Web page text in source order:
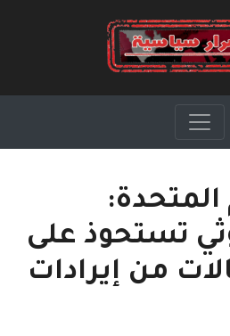
المتحدة:
تستحوذ على
من إيرادات